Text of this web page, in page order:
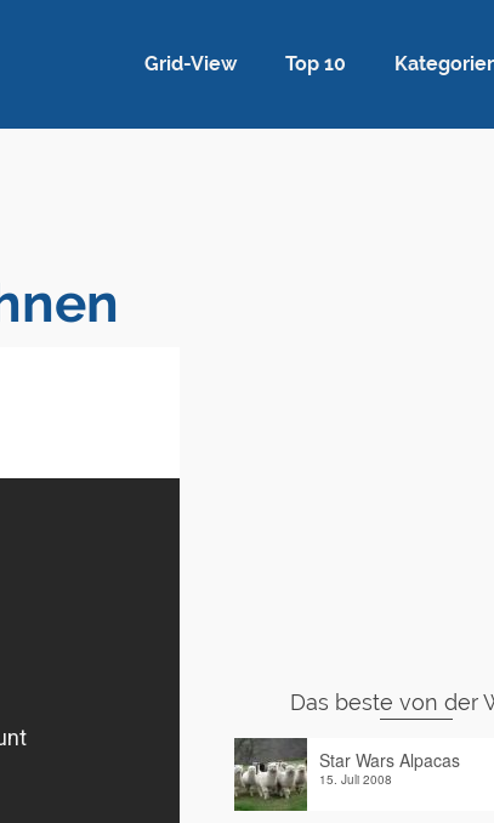
Grid-View Top 10
Das beste von der
Star Wars Alpacas
15. Juli 2008